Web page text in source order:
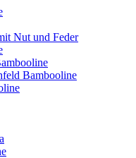
Nut und Feder
Bambooline